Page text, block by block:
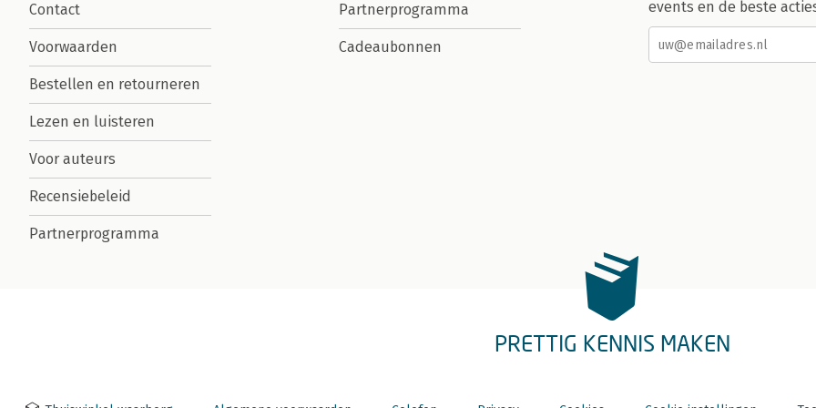
Contact
Voorwaarden
Bestellen en retourneren
Lezen en luisteren
Voor auteurs
Recensiebeleid
Partnerprogramma
Partnerprogramma
Cadeaubonnen
events en de beste
PRETTIG KENNIS MAKEN